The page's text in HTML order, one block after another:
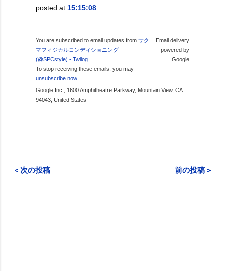
posted at 15:15:08
You are subscribed to email updates from サク
マフィジカルコンディショニング
(@SPCstyle) - Twilog
To stop receiving these emails, you may
unsubscribe now.
Email delivery
powered by
Google
Google Inc., 1600 Amphitheatre Parkway, Mountain View, CA
94043, United States
< 次の投稿 前の投稿 >